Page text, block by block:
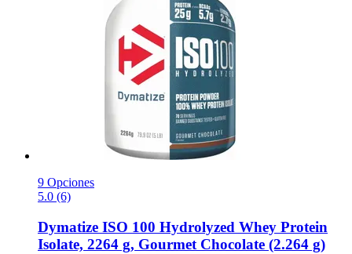
9 Opciones
5.0 (6)
Dymatize ISO 100 Hydrolyzed Whey Protein
Isolate, 2264 g, Gourmet Chocolate (2.264 g)